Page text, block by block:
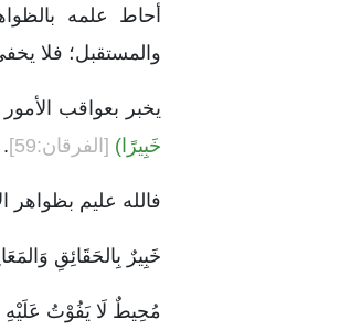
أحاط علمه
والمستقبل؛ فلا
يخبر بعواقب الأمور
خَبِيرًا) [الفرقان:59] .
فالله عليم بظواهر
خَبِيرٌ بِالحَقَائِقِ
مُحِيطٌ لَا يَفُوْتُ